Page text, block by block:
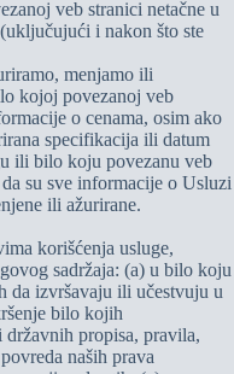
veb stranici netačne u
i nakon što ste
menjamo ili
kojoj povezanoj veb
o cenama, osim ako
specifikacija ili datum
ili bilo koju povezanu veb
su sve informacije o Usluzi
ili ažurirane.
korišćenja usluge,
sadržaja: (a) u bilo koju
da izvršavaju ili učestvuju u
bilo kojih
propisa, pravila,
naših prava